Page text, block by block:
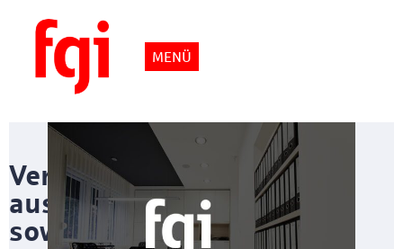
MENÜ
Verwaltungsgebäude mit
ausreichend Stellplätzen
sowie Erweiterungsfläche